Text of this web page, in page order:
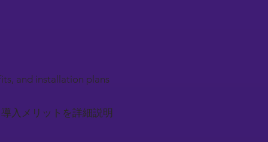
and installation plans
入メリットを詳細説明